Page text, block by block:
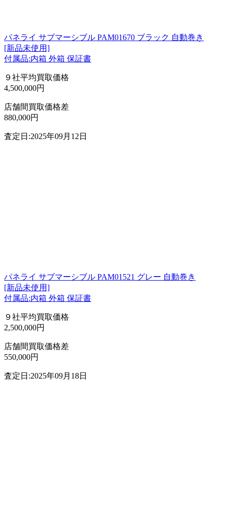
パネライ サブマーシブル PAM01670 ブラック 自動巻き
[新品未使用]
付属品:内箱 外箱 保証書
９社平均買取価格
4,500,000円
店舗間買取価格差
880,000円
査定日:2025年09月12日
パネライ サブマーシブル PAM01521 グレー 自動巻き
[新品未使用]
付属品:内箱 外箱 保証書
９社平均買取価格
2,500,000円
店舗間買取価格差
550,000円
査定日:2025年09月18日